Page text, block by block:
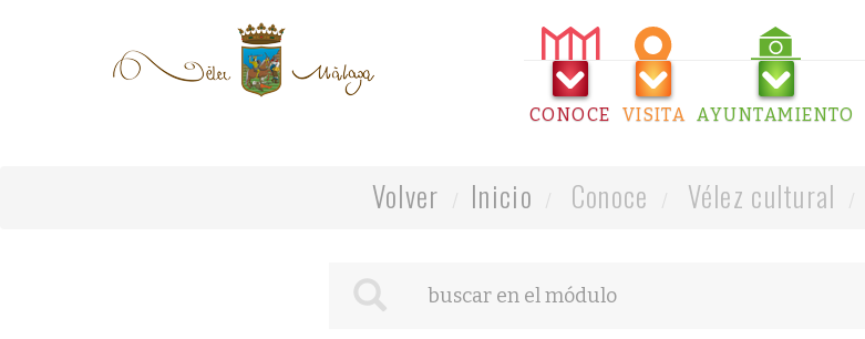
CONOCE VISITA AYUNTAMIENTO
Volver Inicio Conoce Vélez cultural